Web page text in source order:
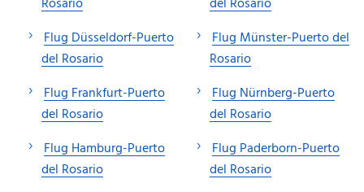
Flug Düsseldorf-Puerto
del Rosario
Flug Frankfurt-Puerto
del Rosario
Flug Hamburg-Puerto
del Rosario
Flug Münster-Puerto del
Rosario
Flug Nürnberg-Puerto
del Rosario
Flug Paderborn-Puerto
del Rosario